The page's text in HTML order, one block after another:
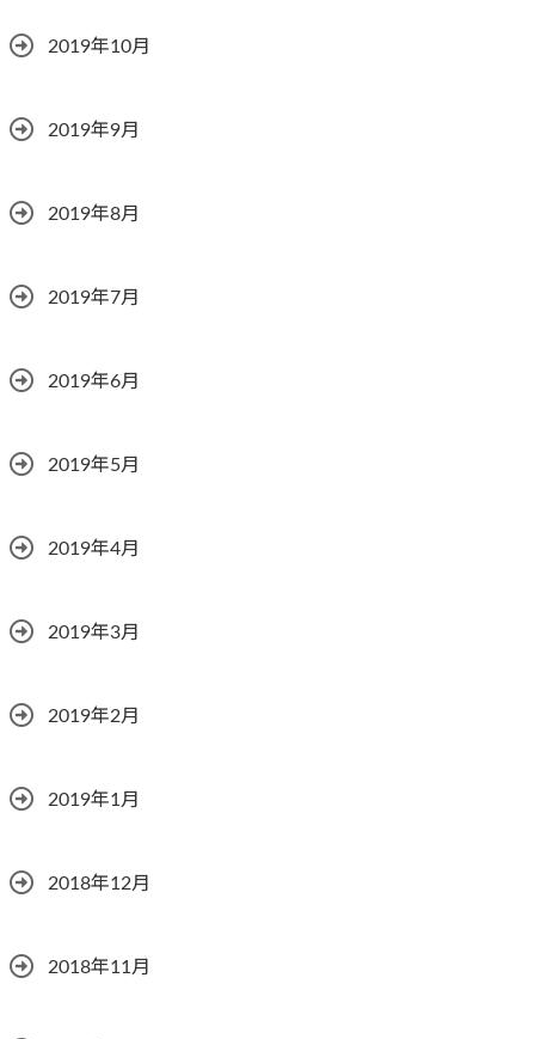
2019年10月
2019年9月
2019年8月
2019年7月
2019年6月
2019年5月
2019年4月
2019年3月
2019年2月
2019年1月
2018年12月
2018年11月